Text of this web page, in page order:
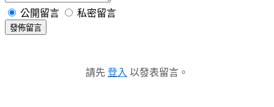
公開留言 私密留言
發佈留言
請先 登入 以發表留言。